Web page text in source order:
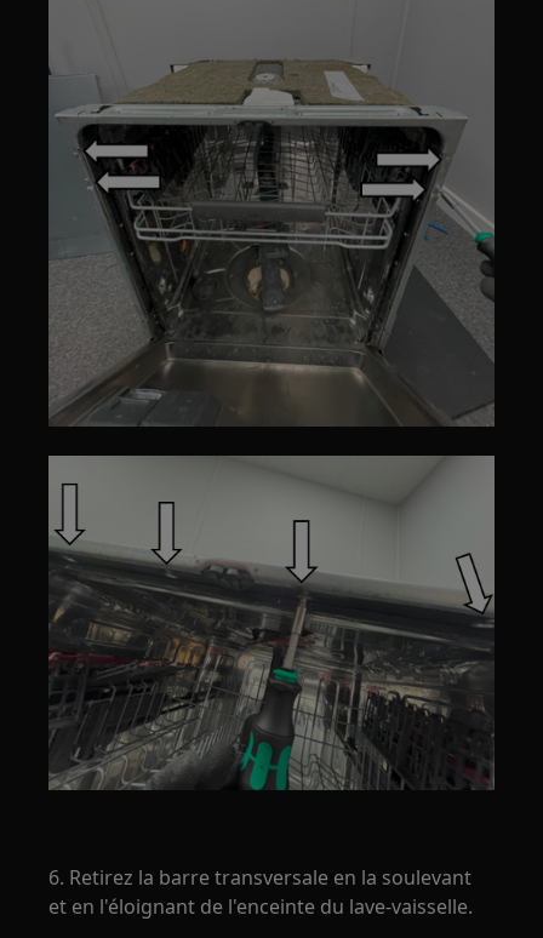
6. Retirez la barre transversale en la soulevant
et en l'éloignant de l'enceinte du lave-vaisselle.